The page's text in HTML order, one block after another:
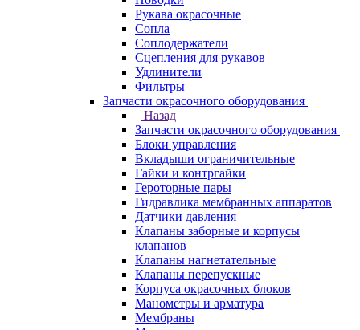
Рукава окрасочные
Сопла
Соплодержатели
Сцепления для рукавов
Удлинители
Фильтры
Запчасти окрасочного оборудования
Назад
Запчасти окрасочного оборудования
Блоки управления
Вкладыши ограничительные
Гайки и контргайки
Героторные пары
Гидравлика мембранных аппаратов
Датчики давления
Клапаны заборные и корпусы
клапанов
Клапаны нагнетательные
Клапаны перепускные
Корпуса окрасочных блоков
Манометры и арматура
Мембраны